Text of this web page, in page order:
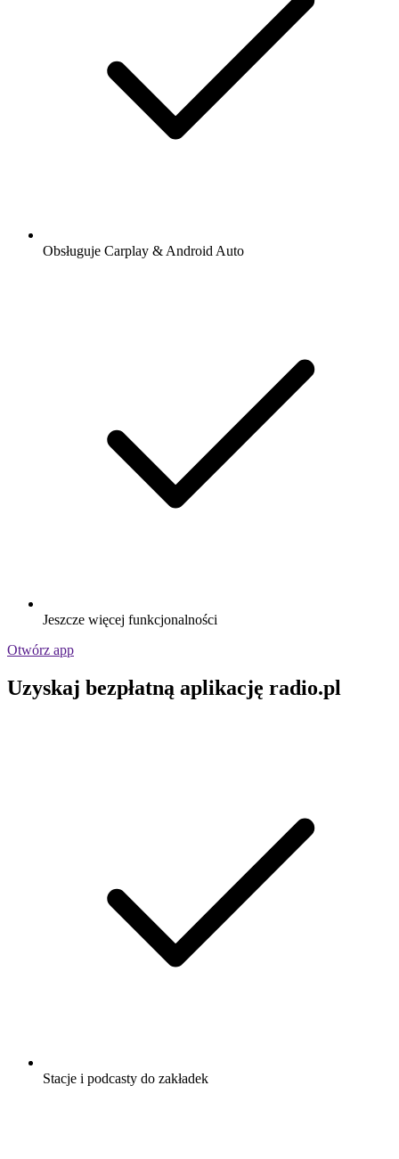
Obsługuje Carplay & Android Auto
Jeszcze więcej funkcjonalności
Otwórz app
Uzyskaj bezpłatną aplikację radio.pl
Stacje i podcasty do zakładek